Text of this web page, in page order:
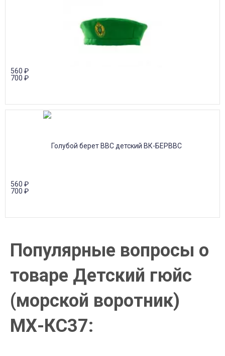
560 ₽
700 ₽
560 ₽
700 ₽
Популярные вопросы о
товаре Детский гюйс
(морской воротник)
МХ-КС37: